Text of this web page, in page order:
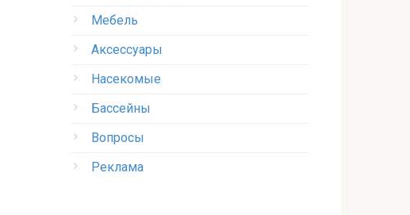
Мебель
Аксессуары
Насекомые
Бассейны
Вопросы
Реклама